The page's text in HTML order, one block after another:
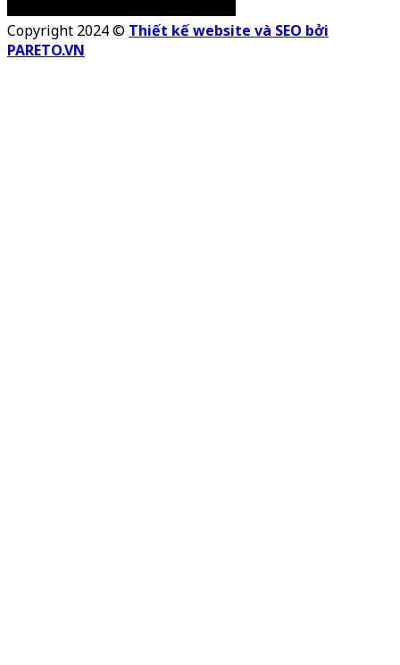
Copyright 2024 © Thiết kế website và SEO bởi
PARETO.VN